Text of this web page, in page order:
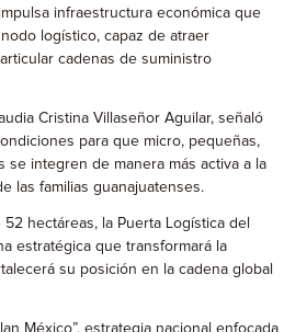
infraestructura económica que
logístico, capaz de atraer
cadenas de suministro
Cristina Villaseñor Aguilar, señaló
para que micro, pequeñas,
se integren de manera más activa a la
las familias guanajuatenses.
hectáreas, la Puerta Logística del
estratégica que transformará la
su posición en la cadena global
México”, estrategia nacional enfocada